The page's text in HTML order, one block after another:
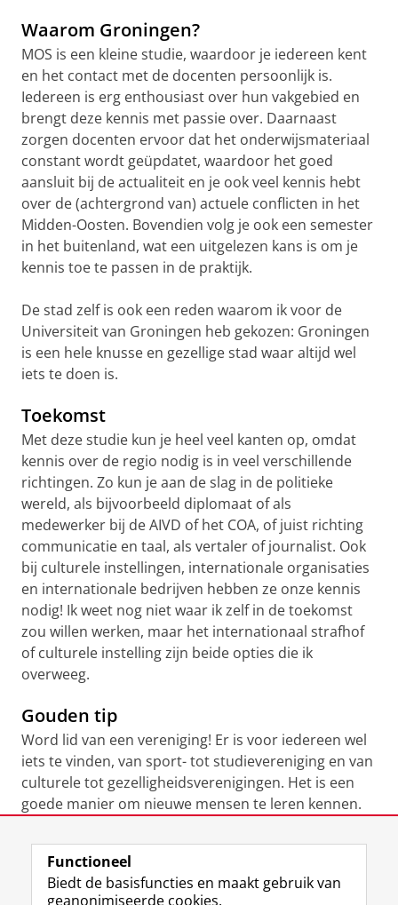
Waarom Groningen?
MOS is een kleine studie, waardoor je iedereen kent
en het contact met de docenten persoonlijk is.
Iedereen is erg enthousiast over hun vakgebied en
brengt deze kennis met passie over. Daarnaast
zorgen docenten ervoor dat het onderwijsmateriaal
constant wordt geüpdatet, waardoor het goed
aansluit bij de actualiteit en je ook veel kennis hebt
over de (achtergrond van) actuele conflicten in het
Midden-Oosten. Bovendien volg je ook een semester
in het buitenland, wat een uitgelezen kans is om je
kennis toe te passen in de praktijk.
De stad zelf is ook een reden waarom ik voor de
Universiteit van Groningen heb gekozen: Groningen
is een hele knusse en gezellige stad waar altijd wel
iets te doen is.
Toekomst
Met deze studie kun je heel veel kanten op, omdat
kennis over de regio nodig is in veel verschillende
richtingen. Zo kun je aan de slag in de politieke
wereld, als bijvoorbeeld diplomaat of als
medewerker bij de AIVD of het COA, of juist richting
communicatie en taal, als vertaler of journalist. Ook
bij culturele instellingen, internationale organisaties
en internationale bedrijven hebben ze onze kennis
nodig! Ik weet nog niet waar ik zelf in de toekomst
zou willen werken, maar het internationaal strafhof
of culturele instelling zijn beide opties die ik
overweeg.
Gouden tip
Word lid van een vereniging! Er is voor iedereen wel
iets te vinden, van sport- tot studievereniging en van
culturele tot gezelligheidsverenigingen. Het is een
goede manier om nieuwe mensen te leren kennen.
Laatst gewijzigd: 08 oktober 2025 12:21
Functioneel
Biedt de basisfuncties en maakt gebruik van
geanonimiseerde cookies.